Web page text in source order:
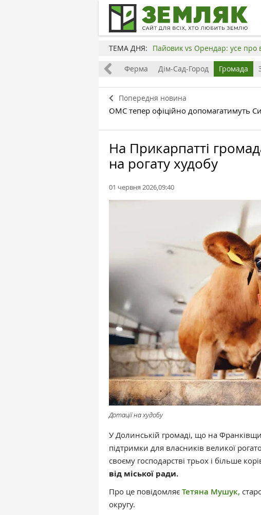
ТЕМА ДНЯ: Пайовик vs Орендар: усе про
Бізнес Ферма Дім-Сад-Город Громада
Попередня новина
ОМС тепер офіційно допомагатимуть
На Прикарпатті
на рогату худобу
01 червня 2026,09:40
Дотації на худобу
У Долинській громаді, що на
підтримки для власників великої
своєму господарстві трьох і більше
від міської ради.
Про це повідомляє Тетяна Мушук,
округу.